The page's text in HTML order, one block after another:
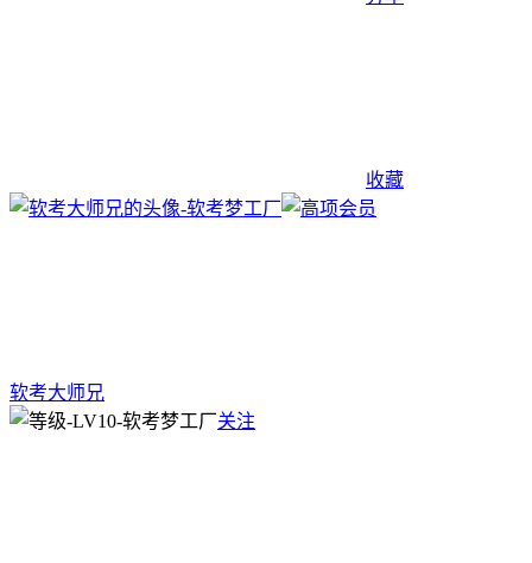
收藏
软考大师兄
关注